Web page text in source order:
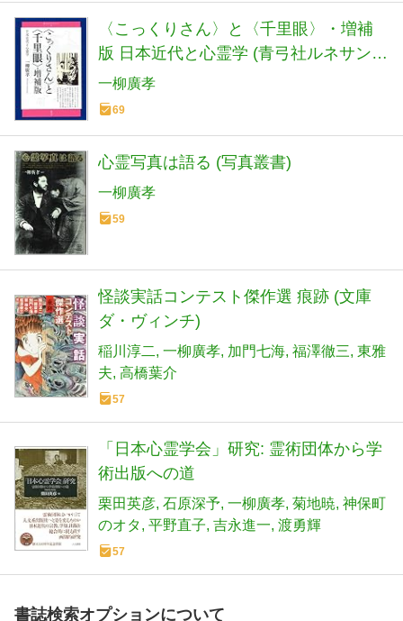
〈こっくりさん〉と〈千里眼〉・増補
版 日本近代と心霊学 (青弓社ルネサンス
一柳廣孝
69
心霊写真は語る (写真叢書)
一柳廣孝
59
怪談実話コンテスト傑作選 痕跡 (文庫
ダ・ヴィンチ)
稲川淳二 一柳廣孝 加門七海 福澤徹三 東雅
夫 高橋葉介
57
「日本心霊学会」研究: 霊術団体から学
術出版への道
栗田英彦 石原深予 一柳廣孝 菊地暁 神保町
のオタ 平野直子 吉永進一 渡勇輝
57
書誌検索オプションについて